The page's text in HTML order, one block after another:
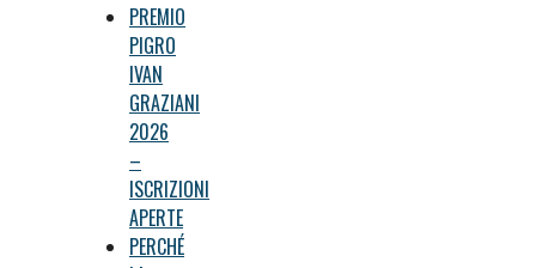
PREMIO
PIGRO
IVAN
GRAZIANI
2026
–
ISCRIZIONI
APERTE
PERCHÉ